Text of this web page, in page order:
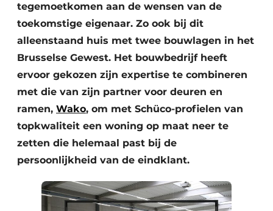
tegemoetkomen aan de wensen van de
toekomstige eigenaar. Zo ook bij dit
alleenstaand huis met twee bouwlagen in het
Brusselse Gewest. Het bouwbedrijf heeft
ervoor gekozen zijn expertise te combineren
met die van zijn partner voor deuren en
ramen, Wako, om met Schüco-profielen van
topkwaliteit een woning op maat neer te
zetten die helemaal past bij de
persoonlijkheid van de eindklant.